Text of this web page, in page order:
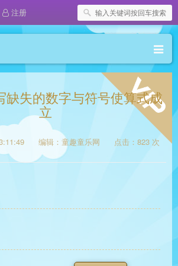
注册
缺失的数字与符号使算式成
立
编辑：童趣童乐网 点击：823 次